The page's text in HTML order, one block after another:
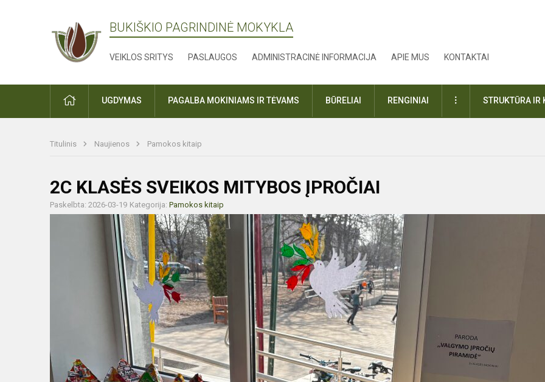
BUKIŠKIO PAGRINDINĖ MOKYKLA
VEIKLOS SRITYS PASLAUGOS ADMINISTRACINĖ INFORMACIJA APIE MUS KONTAKTAI
PRADŽIAUGDYMAS PAGALBA MOKINIAMS IR TĖVAMS BŪRELIAI RENGINIAI DAUGIAUSTRUKTŪRA IR
Titulinis Naujienos Pamokos kitaip
2C KLASĖS SVEIKOS MITYBOS ĮPROČIAI
Paskelbta: 2026-03-19 Kategorija: Pamokos kitaip